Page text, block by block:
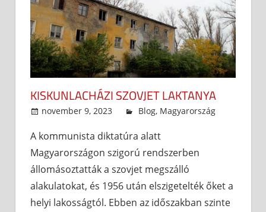
KISKUNLACHÁZI SZOVJET LAKTANYA
november 9, 2023 admin
Blog, Magyarország
A kommunista diktatúra alatt
Magyarországon szigorú rendszerben
állomásoztatták a szovjet megszálló
alakulatokat, és 1956 után elszigetelték őket a
helyi lakosságtól. Ebben az időszakban szinte